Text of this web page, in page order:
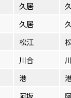
久居
久居
松江
川合
港
阿坂